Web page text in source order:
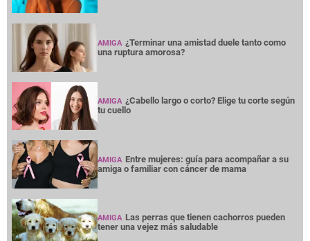
AMIGA ¿Terminar una amistad duele tanto como
una ruptura amorosa?
AMIGA ¿Cabello largo o corto? Elige tu corte según
tu cuello
AMIGA Entre mujeres: guía para acompañar a su
amiga o familiar con cáncer de mama
AMIGA Las perras que tienen cachorros pueden
tener una vejez más saludable